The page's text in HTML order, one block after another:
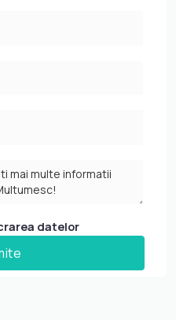
datelor